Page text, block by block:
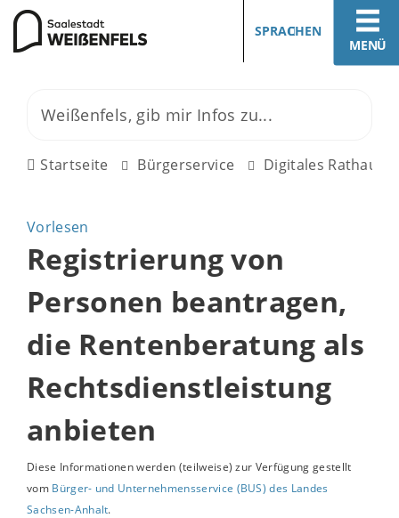
MENÜ
SPRACHEN
Startseite Bürgerservice Digitales Rathaus
Vorlesen
Registrierung von
Personen beantragen,
die Rentenberatung als
Rechtsdienstleistung
anbieten
Diese Informationen werden (teilweise) zur Verfügung gestellt
vom Bürger- und Unternehmensservice (BUS) des Landes
Sachsen-Anhalt.